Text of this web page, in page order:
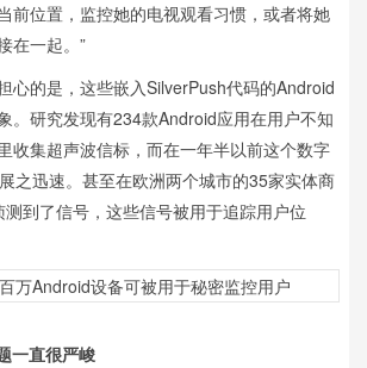
前位置，监控她的电视观看习惯，或者将她
在一起。”
的是，这些嵌入SilverPush代码的Android
。研究发现有234款Android应用在用户不知
收集超声波信标，而在一年半以前这个数字
之迅速。甚至在欧洲两个城市的35家实体商
到了信号，这些信号被用于追踪用户位
一直很严峻